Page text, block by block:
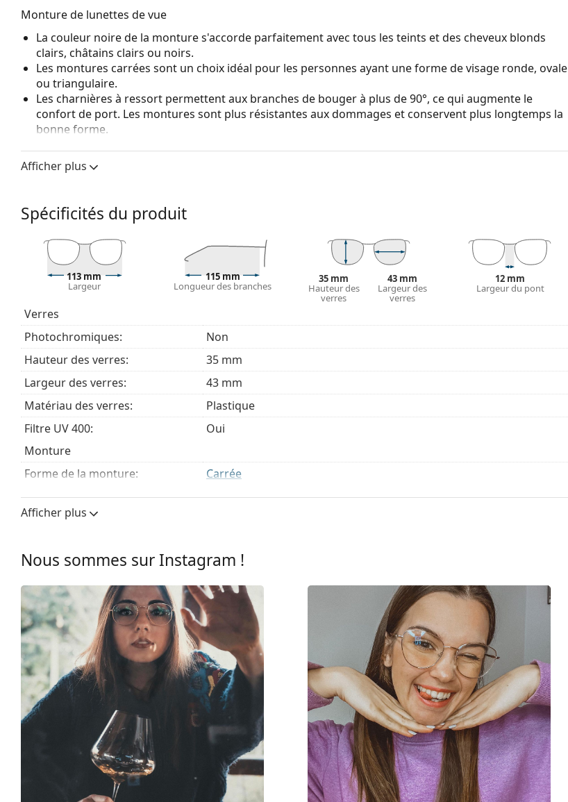
Monture de lunettes de vue
La couleur noire de la monture s'accorde parfaitement avec tous les teints et des cheveux blonds
clairs, châtains clairs ou noirs.
Les montures carrées sont un choix idéal pour les personnes ayant une forme de visage ronde, ovale
ou triangulaire.
Les charnières à ressort permettent aux branches de bouger à plus de 90°, ce qui augmente le
confort de port. Les montures sont plus résistantes aux dommages et conservent plus longtemps la
bonne forme.
Accessoires
Nous livrons les lunettes dans leur étui d'origine. La couleur de l'étui et son design peuvent varier.
des lunettessi vous avez besoin d'aide pour choisir.
Afficher plus
Spécificités du produit
113 mm
Largeur
115 mm
Longueur des branches
35 mm
Hauteur des
verres
43 mm
Largeur des
verres
12 mm
Largeur du pont
Verres
Photochromiques:
Non
Hauteur des verres:
35 mm
Largeur des verres:
43 mm
Matériau des verres:
Plastique
Filtre UV 400:
Oui
Monture
Forme de la monture:
Carrée
Couleur du cadre:
Noir
Matériau cadre:
Largeur:
113 mm
Longueur des branches:
115 mm
Largeur du pont:
12 mm
Poids:
110 g
Plaquettes de nez ajustables:
Non
Charnière à ressort:
Oui
Accessoires
Oui
Tissu de nettoyage:
Non
Pour enfants
Afficher plus
Nous sommes sur Instagram !